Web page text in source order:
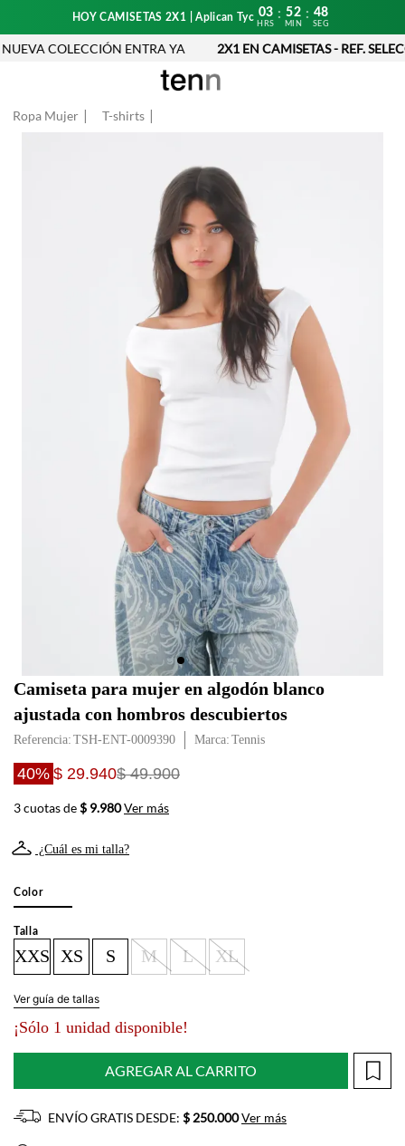
HOY CAMISETAS 2X1 | Aplican Tyc 03
HRS
: 52
MIN
: 48
SEG
COLECCIÓN ENTRA YA 2X1 EN CAMISETAS - REF.
Ropa Mujer T-shirts
Camiseta para mujer en algodón blanco
ajustada con hombros descubiertos
Referencia: TSH-ENT-0009390 Tennis
40% $ 29.940$ 49.900
3 cuotas de$ 9.980Ver más
¿Cuál es mi talla?
Color
Talla
XXS XS S M L XL
Ver guía de tallas
¡Sólo 1 unidad disponible!
AGREGAR AL CARRITO
ENVÍO GRATIS DESDE: $ 250.000Ver más